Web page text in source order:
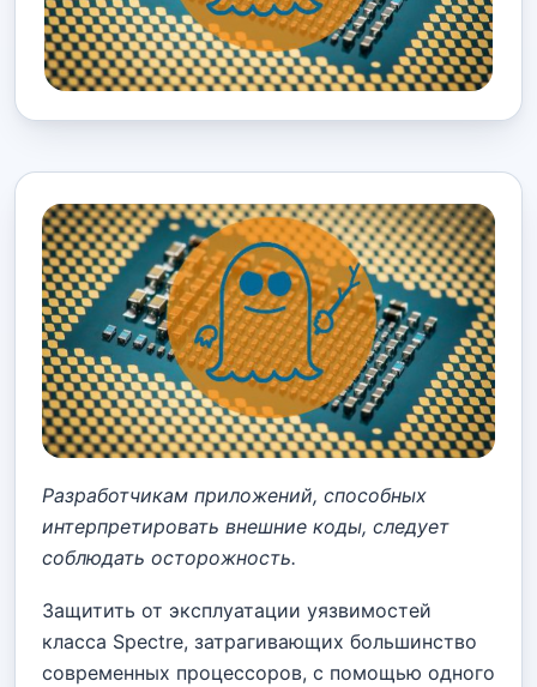
Разработчикам приложений, способных
интерпретировать внешние коды, следует
соблюдать осторожность.
Защитить от эксплуатации уязвимостей
класса Spectre, затрагивающих большинство
современных процессоров, с помощью одного